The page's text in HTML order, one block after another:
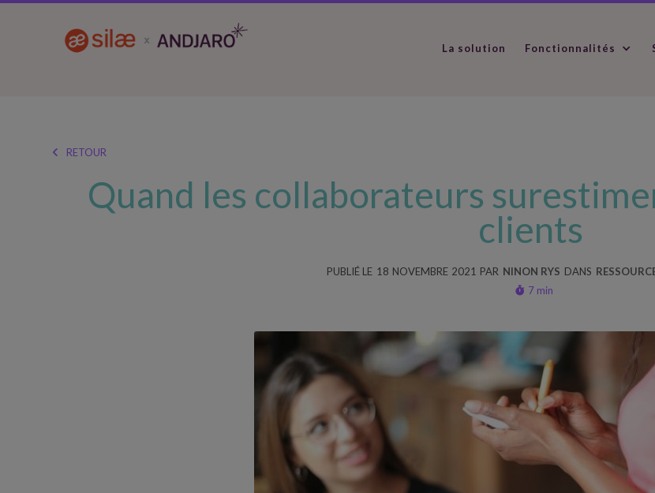
La solution Fonctionnalités
 RETOUR
Quand les collaborateurs
clients
PUBLIÉ LE 18 NOVEMBRE 2021 PAR NINON RYS DANS
 7 min